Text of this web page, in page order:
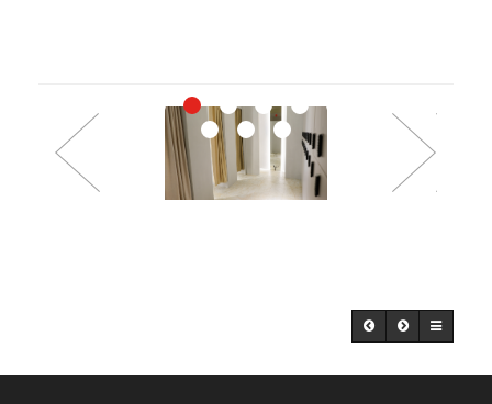
Previous Next